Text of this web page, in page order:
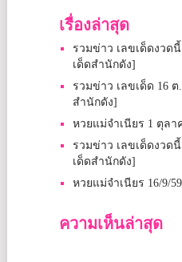
เรื่องล่าสุด
รวมข่าว เลขเด็ดงวด
เด็ดสำนักดัง]
รวมข่าว เลขเด็ด 16 ต
สำนักดัง]
หวยแม่จำเนียร 1 ตุลา
รวมข่าว เลขเด็ดงวด
เด็ดสำนักดัง]
หวยแม่จำเนียร 16/9/59
ความเห็นล่าสุด